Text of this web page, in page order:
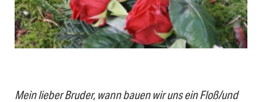
Mein lieber Bruder, wann bauen wir uns ein Floß/und